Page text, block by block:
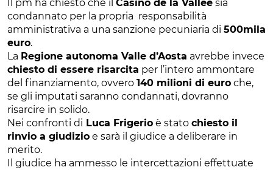
Il pm ha chiesto che il Casino de la Vallée sia
condannato per la propria responsabilità
amministrativa a una sanzione pecuniaria di 500mila
euro.
La Regione autonoma Valle d’Aosta avrebbe invece
chiesto di essere risarcita per l’intero ammontare
del finanziamento, ovvero 140 milioni di euro che,
se gli imputati saranno condannati, dovranno
risarcire in solido.
Nei confronti di Luca Frigerio è stato chiesto il
rinvio a giudizio e sarà il giudice a deliberare in
merito.
Il giudice ha ammesso le intercettazioni effettuate